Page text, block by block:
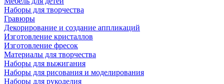
Наборы для творчества
Гравюры
Декорирование и создание аппликаций
Изготовление кристаллов
Изготовление фресок
Материалы для творчества
Наборы для выжигания
Наборы для рисования и моделирования
Наборы для рукоделия